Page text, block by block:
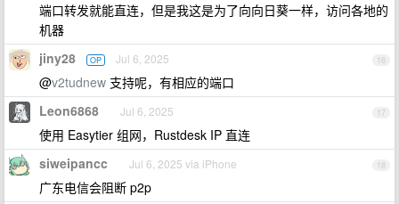
端口转发就能直连，但是我这是为了向向日葵一样，访问各地的
机器
16
jiny28 OP Jul 6, 2025
@v2tudnew 支持呢，有相应的端口
17
Leon6868 Jul 6, 2025
使用 Easytier 组网，Rustdesk IP 直连
18
siweipancc Jul 6, 2025 via iPhone
广东电信会阻断 p2p